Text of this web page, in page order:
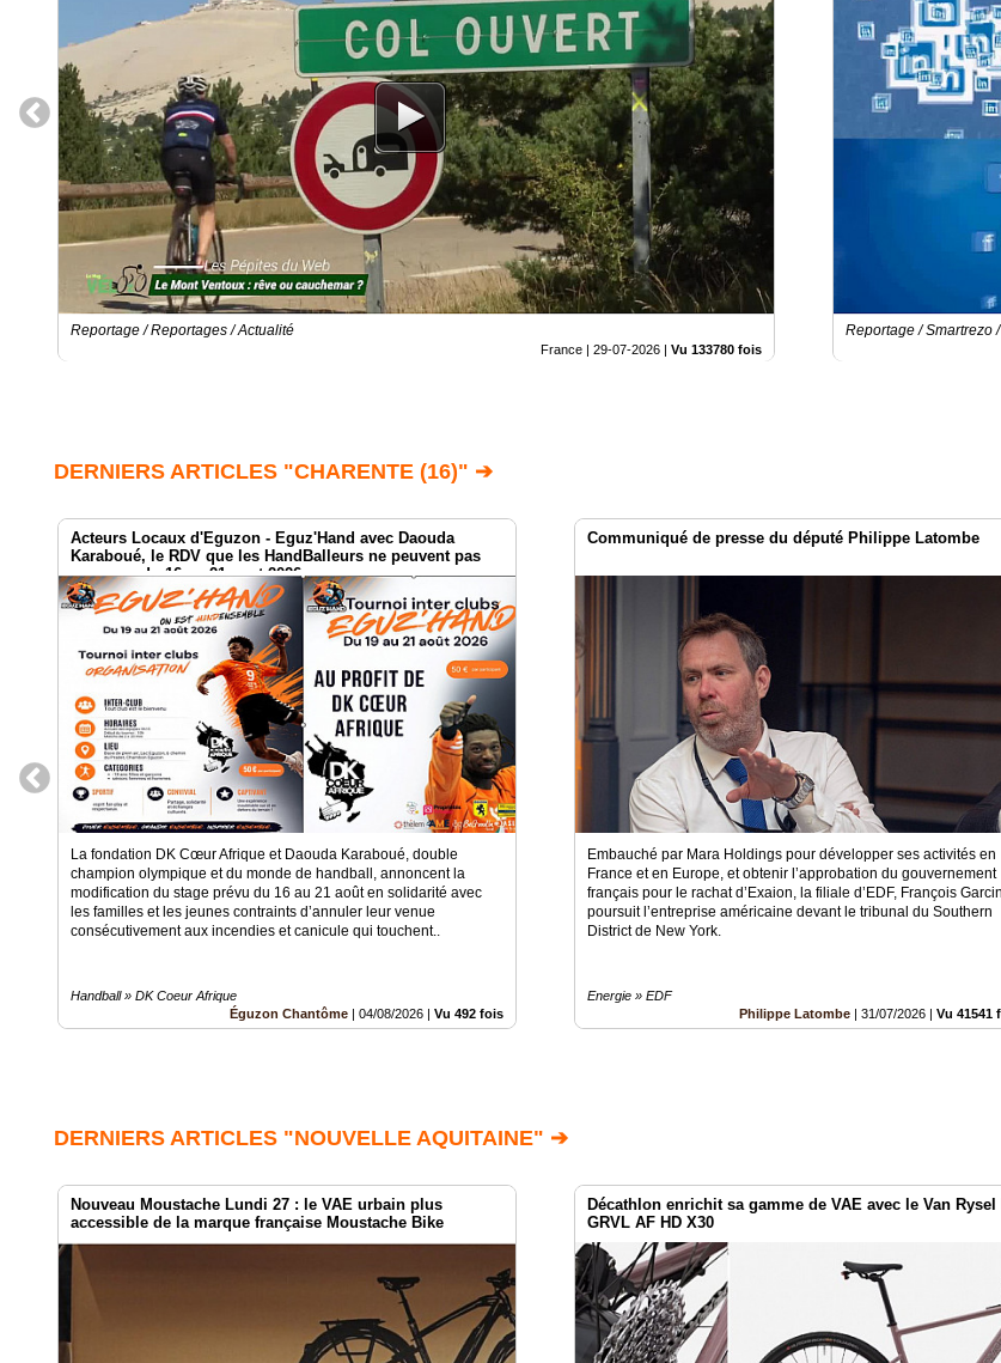
Reportage / Reportages / Actualité
France | 29-07-2026 | Vu 133780 fois
Reportage / Smartrezo
DERNIERS ARTICLES "CHARENTE (16)" ➔
Acteurs Locaux d'Eguzon - Eguz'Hand avec Daouda
Karaboué, le RDV que les HandBalleurs ne peuvent pas
manquer du 16 au 21 aout 2026
La fondation DK Cœur Afrique et Daouda Karaboué, double
champion olympique et du monde de handball, annoncent la
modification du stage prévu du 16 au 21 août en solidarité avec
les familles et les jeunes contraints d’annuler leur venue
consécutivement aux incendies et canicule qui touchent..
Handball » DK Coeur Afrique
Éguzon Chantôme | 04/08/2026 | Vu 492 fois
Communiqué de presse du député Philippe Latombe
Embauché par Mara Holdings pour développer ses activités en
France et en Europe, et obtenir l’approbation du gouvernement
français pour le rachat d’Exaion, la filiale d’EDF, François Garcin
poursuit l’entreprise américaine devant le tribunal du Southern
District de New York.
Energie » EDF
Philippe Latombe | 31/07/2026 | Vu 41541
DERNIERS ARTICLES "NOUVELLE AQUITAINE" ➔
Nouveau Moustache Lundi 27 : le VAE urbain plus
accessible de la marque française Moustache Bike
Décathlon enrichit sa gamme de VAE avec le Van Rysel
GRVL AF HD X30